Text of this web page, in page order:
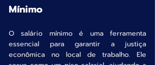
Mínimo
O salário mínimo é uma ferramenta
essencial para garantir a justiça
econômica no local de trabalho. Ele